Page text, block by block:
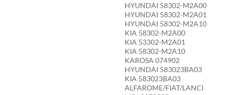
HYUNDAI 58302-M2A00
HYUNDAI 58302-M2A01
HYUNDAI 58302-M2A10
KIA 58302-M2A00
KIA 53302-M2A01
KIA 58302-M2A10
KAROSA 074902
HYUNDAI 583023BA03
KIA 583023BA03
ALFAROME/FIAT/LANCI